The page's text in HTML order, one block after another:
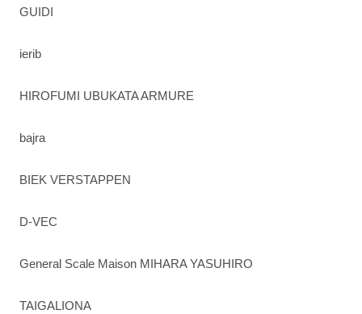
GUIDI
ierib
HIROFUMI UBUKATA ARMURE
bajra
BIEK VERSTAPPEN
D-VEC
General Scale Maison MIHARA YASUHIRO
TAIGALIONA